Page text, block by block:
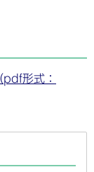
形式：